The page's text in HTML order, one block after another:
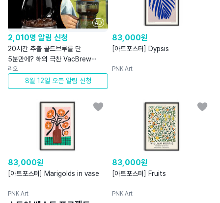
AD
2,010명 알림 신청
20시간 추출 콜드브루를 단
5분만에? 해외 극찬 VacBrew
최초공개
리오
8월 12일 오픈 알림 신청
83,000원
[아트포스터] Dypsis
PNK Art
83,000원
[아트포스터] Marigolds in vase
PNK Art
83,000원
[아트포스터] Fruits
PNK Art